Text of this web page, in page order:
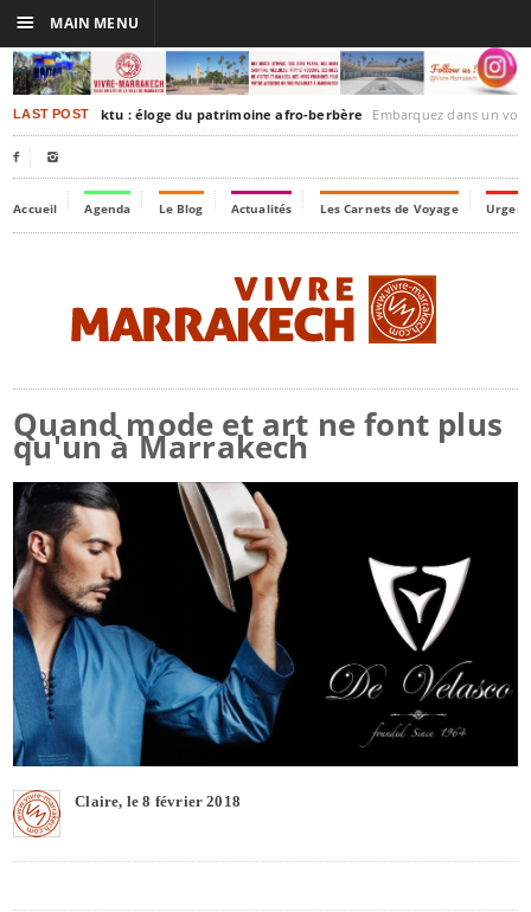
LAST POSTTimbuktu : éloge du patrimoine afro-berbère Embarquez dans un voyage culturel dans le
 
Accueil Agenda Le Blog Actualités Les Carnets de Voyage
Quand mode et art ne font plus
qu'un à Marrakech
Claire, le 8 février 2018
☰ MAIN MENU